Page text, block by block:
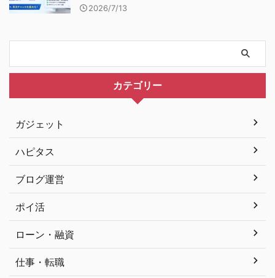
2026/7/13
カテゴリー
ガジェット
ハピタス
ブログ運営
ポイ活
ローン・融資
仕事・転職